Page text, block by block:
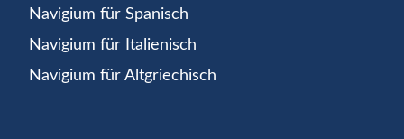
Navigium für Spanisch
Navigium für Italienisch
Navigium für Altgriechisch